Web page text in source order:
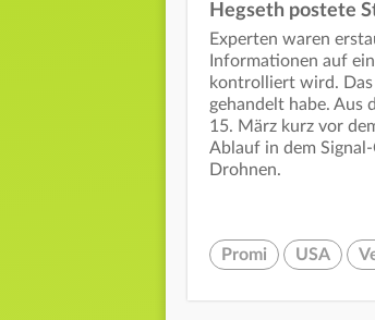
Hegseth postete
Experten waren
Informationen auf
kontrolliert wird. Das
gehandelt habe. Aus
15. März kurz vor
Ablauf in dem
Drohnen.
Promi USA